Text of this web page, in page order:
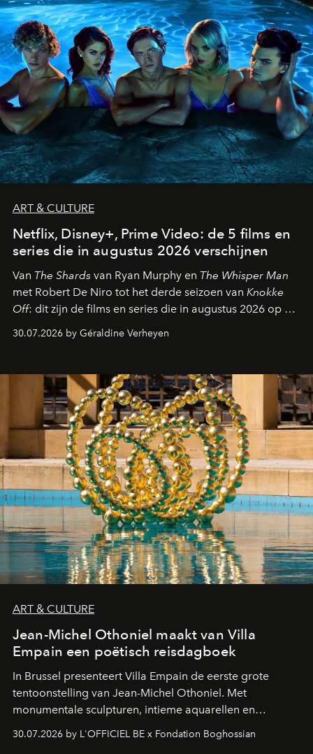
ART & CULTURE
Netflix, Disney+, Prime Video: de 5 films en
series die in augustus 2026 verschijnen
Van The Shards van Ryan Murphy en The Whisper Man
met Robert De Niro tot het derde seizoen van Knokke
Off: dit zijn de films en series die in augustus 2026 op de
streamingplatformen verschijnen.
30.07.2026 by Géraldine Verheyen
ART & CULTURE
Jean-Michel Othoniel maakt van Villa
Empain een poëtisch reisdagboek
In Brussel presenteert Villa Empain de eerste grote
tentoonstelling van Jean-Michel Othoniel. Met
monumentale sculpturen, intieme aquarellen en
fonkelend Murano-glas creëert de Franse kunstenaar
een emotionele reis waarin elk werk de herinnering
30.07.2026 by L'OFFICIEL BE x Fondation Boghossian